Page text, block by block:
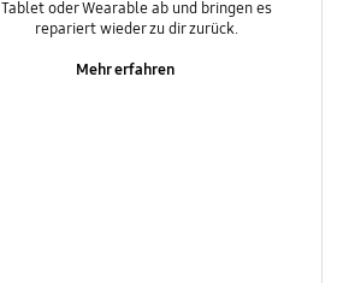
Tablet oder Wearable ab und bringen es
repariert wieder zu dir zurück.
Mehr erfahren